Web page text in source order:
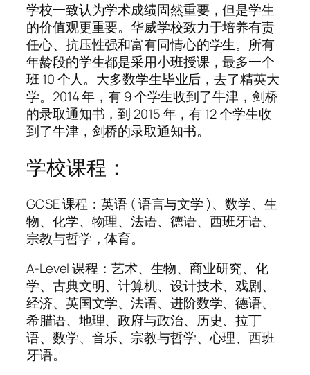
学校一致认为学术成绩固然重要，但是学生
的价值观更重要。华威学校致力于培养有责
任心、抗压性强和富有同情心的学生。所有
年龄段的学生都是采用小班授课，最多一个
班 10 个人。大多数学生毕业后，去了精英大
学。2014 年，有 9 个学生收到了牛津，剑桥
的录取通知书，到 2015 年，有 12 个学生收
到了牛津，剑桥的录取通知书。
学校课程：
GCSE 课程：英语 ( 语言与文学 )、数学、生
物、化学、物理、法语、德语、西班牙语、
宗教与哲学，体育。
A-Level 课程：艺术、生物、商业研究、化
学、古典文明、计算机、设计技术、戏剧、
经济、英国文学、法语、进阶数学、德语、
希腊语、地理、政府与政治、历史、拉丁
语、数学、音乐、宗教与哲学、心理、西班
牙语。